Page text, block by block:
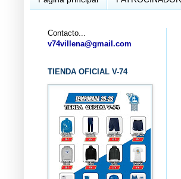
Contacto...
v74villena@gmail.com
TIENDA OFICIAL V-74